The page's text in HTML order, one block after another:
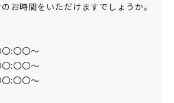
お時間をいただけますでしょうか。
:〇〇〜
:〇〇〜
:〇〇〜